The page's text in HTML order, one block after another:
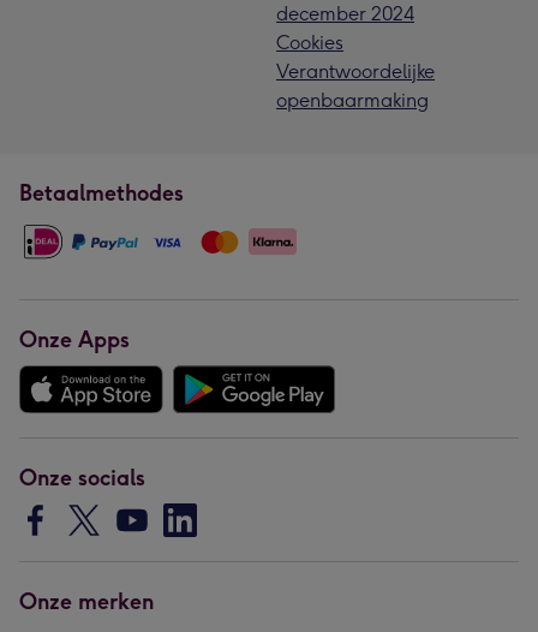
december 2024
Cookies
Verantwoordelijke
openbaarmaking
Betaalmethodes
Onze Apps
Onze socials
Onze merken